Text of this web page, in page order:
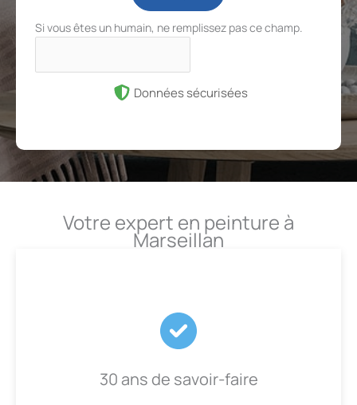
Si vous êtes un humain, ne remplissez pas ce champ.
Données sécurisées
Votre expert en peinture à
Marseillan
30 ans de savoir-faire